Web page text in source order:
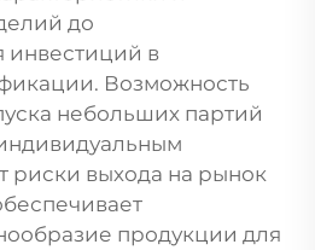
до
инвестиций в
Возможность
небольших партий
риски выхода на рынок
продукции для